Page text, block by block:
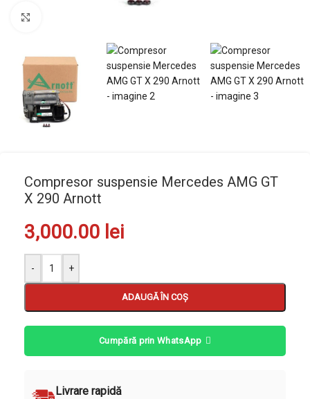
Compresor suspensie Mercedes AMG GT
X 290 Arnott
3,000.00 lei
- +
ADAUGĂ ÎN COȘ
Cumpără prin WhatsApp
Livrare rapidă